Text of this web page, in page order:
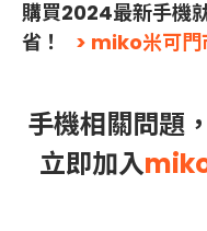
購買2024最新手機
省！
> miko米可門
手機相關問題
立即加入